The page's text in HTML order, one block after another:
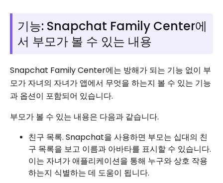
기능: Snapchat Family Center에
서 부모가 볼 수 있는 내용
Snapchat Family Center에는 방해가 되는 기능 없이 부
모가 자녀의 자녀가 앱에서 무엇을 하는지 볼 수 있는 기능
과 옵션이 포함되어 있습니다.
부모가 볼 수 있는 내용은 다음과 같습니다.
친구 목록. Snapchat을 사용하면 부모는 십대의 친
구 목록을 보고 이름과 아바타를 표시할 수 있습니다.
이는 자녀가 애플리케이션을 통해 누구와 상호 작용
하는지 식별하는 데 도움이 됩니다.